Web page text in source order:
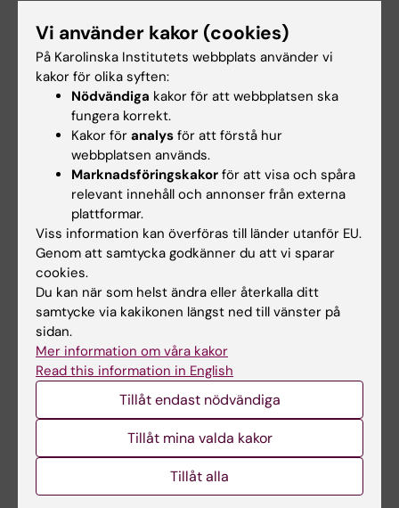
Kursanalys 2BU017 + 2QA274 VT26
Kursvärdering
Kursvärdering VT 2026
Kontaktuppgifter
Liza Klacksell Israelsson
Telefon:
+46852482395
liza.klacksell-israelsson@ki.se
Björn Tingberg
Vi använder kakor (cookies)
På Karolinska Institutets webbplats använder vi
kakor för olika syften:
Nödvändiga kakor för att webbplatsen ska
fungera korrekt.
Kakor för analys för att förstå hur
webbplatsen används.
Marknadsföringskakor för att visa och spåra
relevant innehåll och annonser från externa
plattformar.
Viss information kan överföras till länder utanför EU.
Genom att samtycka godkänner du att vi sparar
cookies.
Du kan när som helst ändra eller återkalla ditt
samtycke via kakikonen längst ned till vänster på
sidan.
Mer information om våra kakor
Read this information in English
Tillåt endast nödvändiga
Tillåt mina valda kakor
Tillåt alla